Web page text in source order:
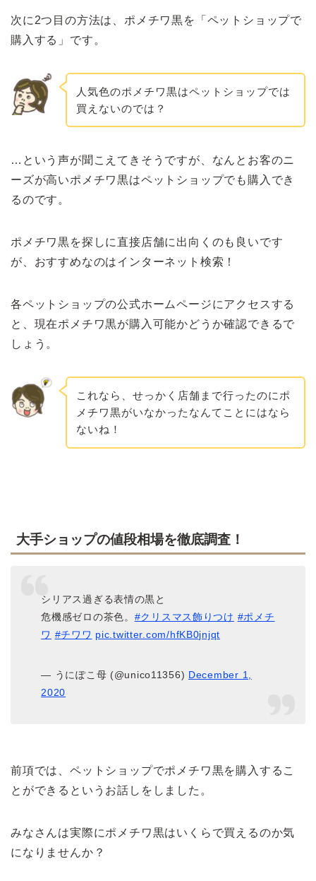
次に2つ目の方法は、ポメチワ黒を「ペットショップで
購入する」です。
人気色のポメチワ黒はペットショップでは
買えないのでは？
…という声が聞こえてきそうですが、なんとお客のニ
ーズが高いポメチワ黒はペットショップでも購入でき
るのです。
ポメチワ黒を探しに直接店舗に出向くのも良いです
が、おすすめなのはインターネット検索！
各ペットショップの公式ホームページにアクセスする
と、現在ポメチワ黒が購入可能かどうか確認できるで
しょう。
これなら、せっかく店舗まで行ったのにポ
メチワ黒がいなかったなんてことにはなら
ないね！
大手ショップの値段相場を徹底調査！
シリアス過ぎる表情の黒と
危機感ゼロの茶色。 #クリスマス飾りつけ #ポメチ
ワ #チワワ pic.twitter.com/hfKB0jnjqt
— うにぽこ母 (@unico11356) December 1,
2020
前項では、ペットショップでポメチワ黒を購入するこ
とができるというお話しをしました。
みなさんは実際にポメチワ黒はいくらで買えるのか気
になりませんか？